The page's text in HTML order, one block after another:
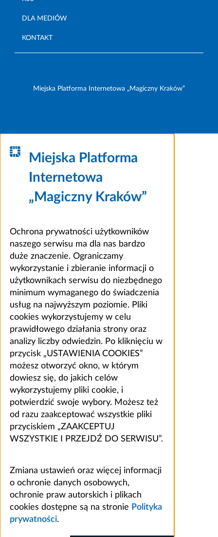
DLA MEDIÓW
KONTAKT
Miejska Platforma Internetowa „Magiczny Kraków”
Miejska Platforma
Internetowa
„Magiczny Kraków”
Ochrona prywatności użytkowników
naszego serwisu ma dla nas bardzo
duże znaczenie. Ograniczamy
wykorzystanie i zbieranie informacji o
użytkownikach serwisu do niezbędnego
minimum wymaganego do świadczenia
usług na najwyższym poziomie. Pliki
cookies wykorzystujemy w celu
prawidłowego działania strony oraz
analizy liczby odwiedzin. Po kliknięciu w
przycisk „USTAWIENIA COOKIES”
możesz otworzyć okno, w którym
dowiesz się, do jakich celów
wykorzystujemy pliki cookie, i
potwierdzić swoje wybory. Możesz też
od razu zaakceptować wszystkie pliki
przyciskiem „ZAAKCEPTUJ
WSZYSTKIE I PRZEJDŹ DO SERWISU”.
Zmiana ustawień oraz więcej informacji
o ochronie danych osobowych,
ochronie praw autorskich i plikach
cookies dostępne są na stronie Polityka
prywatności.